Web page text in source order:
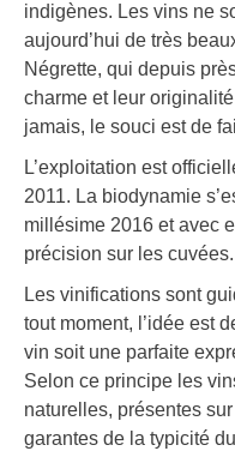
indigènes. Les vins ne
aujourd’hui de très
Négrette, qui depuis
charme et leur
jamais, le souci est de
L’exploitation est
2011. La biodynamie
millésime 2016 et avec
précision sur les cuvées.
Les vinifications sont
tout moment, l’idée est
vin soit une parfaite
Selon ce principe les
naturelles, présentes
garantes de la typicité